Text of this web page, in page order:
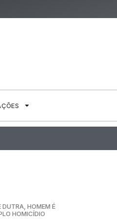
DUTRA, HOMEM É
HOMICÍDIO